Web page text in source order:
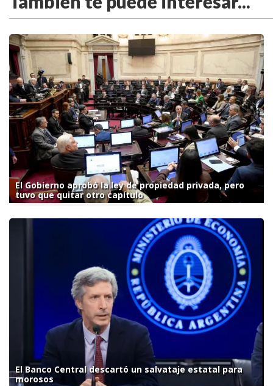
El Gobierno aprobó la ley de propiedad privada, pero
tuvo que quitar otro capítulo
El Banco Central descartó un salvataje estatal para
morosos